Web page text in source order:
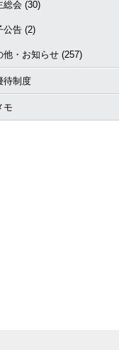
総会 (30)
公告 (2)
他・お知らせ (257)
待制度
モ